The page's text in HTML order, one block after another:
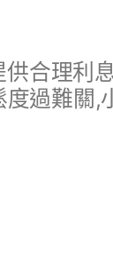
合理利
過難關,